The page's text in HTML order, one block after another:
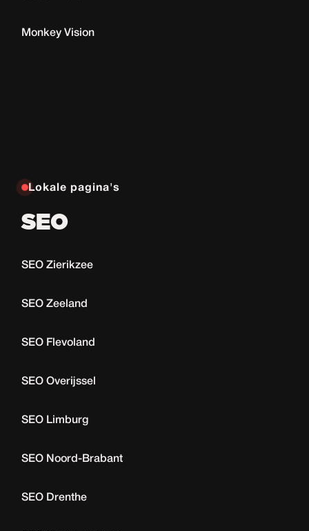
Monkey Vision
Lokale pagina's
SEO
SEO Zierikzee
SEO Zeeland
SEO Flevoland
SEO Overijssel
SEO Limburg
SEO Noord-Brabant
SEO Drenthe